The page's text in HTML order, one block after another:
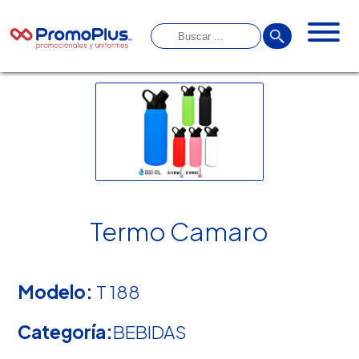
Termo Camaro
Modelo: T 188
Categoría:BEBIDAS